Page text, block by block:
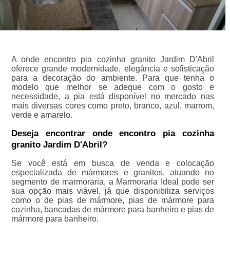
A onde encontro pia cozinha granito Jardim D'Abril
oferece grande modernidade, elegância e sofisticação
para a decoração do ambiente. Para que tenha o
modelo que melhor se adeque com o gosto e
necessidade, a pia está disponível no mercado nas
mais diversas cores como preto, branco, azul, marrom,
verde e amarelo.
Deseja encontrar onde encontro pia cozinha
granito Jardim D'Abril?
Se você está em busca de venda e colocação
especializada de mármores e granitos, atuando no
segmento de marmoraria, a Marmoraria Ideal pode ser
sua opção mais viável, já que disponibiliza serviços
como o de pias de mármore, pias de mármore para
cozinha, bancadas de mármore para banheiro e pias de
mármore para banheiro.